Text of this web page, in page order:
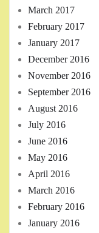
March 2017
February 2017
January 2017
December 2016
November 2016
September 2016
August 2016
July 2016
June 2016
May 2016
April 2016
March 2016
February 2016
January 2016